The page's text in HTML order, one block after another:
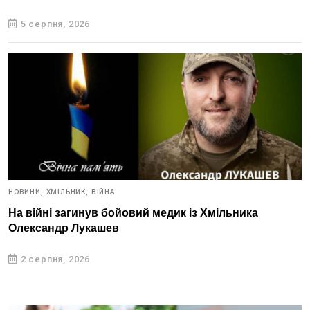
5 серпня, 2026
НОВИНИ, ХМІЛЬНИК, ВІЙНА
На війні загинув бойовий медик із Хмільника
Олександр Лукашев
2 серпня, 2026